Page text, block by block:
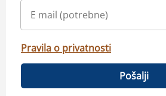
Pravila o privatnosti
Pošalji